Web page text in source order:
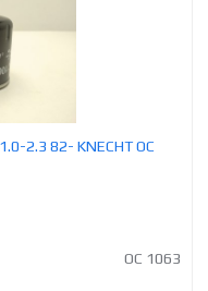
2.3 82- KNECHT OC
OC 1063